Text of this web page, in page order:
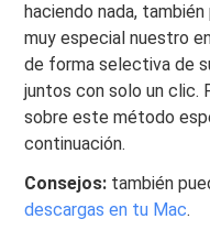
haciendo nada,
muy especial nuestro
de forma selectiva de
juntos con solo un clic.
sobre este método
continuación.
Consejos: también
descargas en tu Mac.